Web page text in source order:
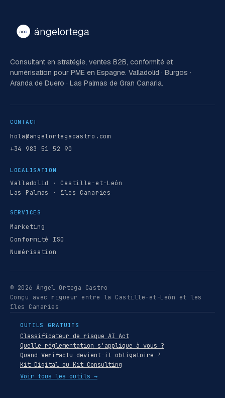
aoc ángelortega
Consultant en stratégie, ventes B2B, conformité et
numérisation pour PME en Espagne. Valladolid · Burgos ·
Aranda de Duero · Las Palmas de Gran Canaria.
CONTACT
hola@angelortegacastro.com
+34 983 51 52 90
LOCALISATION
Valladolid · Castille-et-León
Las Palmas · îles Canaries
SERVICES
Marketing
Conformité ISO
Numérisation
© 2026 Ángel Ortega Castro
Conçu avec rigueur entre la Castille-et-León et les
îles Canaries
OUTILS GRATUITS
Classificateur de risque AI Act
Quelle réglementation s'applique à vous ?
Quand Verifactu devient-il obligatoire ?
Kit Digital ou Kit Consulting
Voir tous les outils →